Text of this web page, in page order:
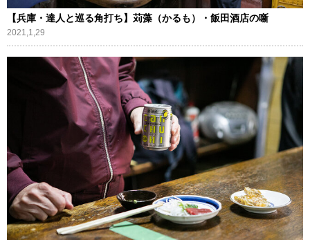
【兵庫・達人と巡る角打ち】苅藻（かるも）・飯田酒店の噺
2021,1,29